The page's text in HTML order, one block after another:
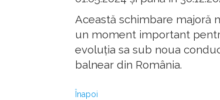
Această schimbare majoră
un moment important
evoluția sa sub noua
balnear din România.
Înapoi